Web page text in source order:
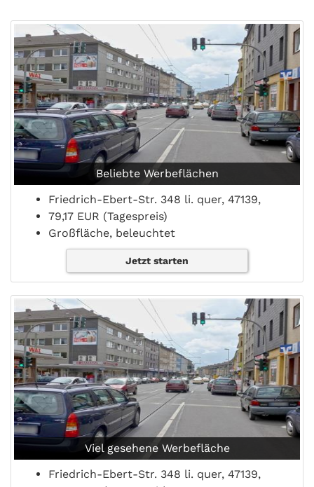
Beliebte Werbeflächen
Friedrich-Ebert-Str. 348 li. quer, 47139,
79,17 EUR (Tagespreis)
Großfläche, beleuchtet
Jetzt starten
Viel gesehene Werbefläche
Friedrich-Ebert-Str. 348 li. quer, 47139,